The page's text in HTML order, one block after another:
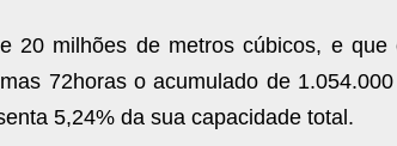
20 milhões de metros cúbicos, e
72horas o acumulado de
5,24% da sua capacidade total.